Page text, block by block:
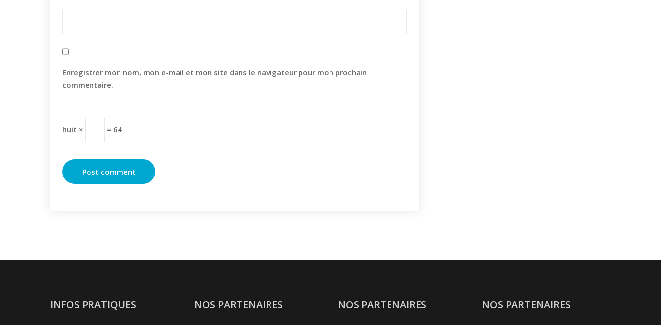
Enregistrer mon nom, mon e-mail et mon site dans le navigateur pour mon prochain
commentaire.
huit × = 64
INFOS PRATIQUES NOS PARTENAIRES NOS PARTENAIRES NOS PARTENAIRES